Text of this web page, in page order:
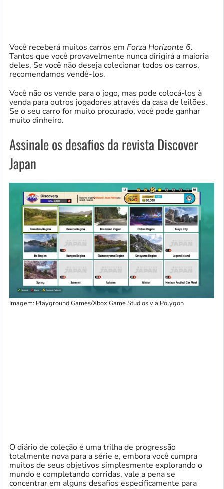
Você receberá muitos carros em Forza Horizonte 6.
Tantos que você provavelmente nunca dirigirá a maioria
deles. Se você não deseja colecionar todos os carros,
recomendamos vendê-los.
Você não os vende para o jogo, mas pode colocá-los à
venda para outros jogadores através da casa de leilões.
Se o seu carro for muito procurado, você pode ganhar
muito dinheiro.
Assinale os desafios da revista Discover
Japan
Imagem: Playground Games/Xbox Game Studios via Polygon
O diário de coleção é uma trilha de progressão
totalmente nova para a série e, embora você cumpra
muitos de seus objetivos simplesmente explorando o
mundo e completando corridas, vale a pena se
concentrar em alguns desafios especificamente para